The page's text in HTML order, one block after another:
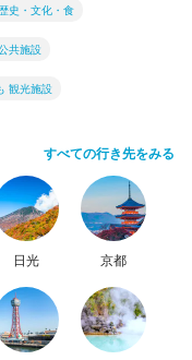
史・文化・食
共施設
観光施設
すべての行き先をみる
日光 京都